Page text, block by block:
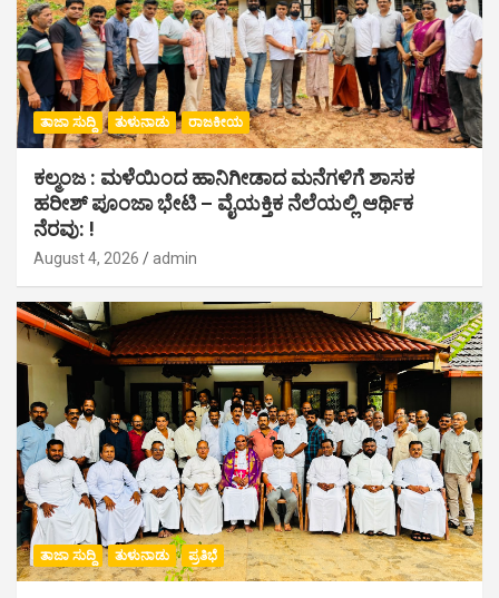
ತಾಜಾ ಸುದ್ದಿ ತುಳುನಾಡು ರಾಜಕೀಯ
ಕಲ್ಮಂಜ : ಮಳೆಯಿಂದ ಹಾನಿಗೀಡಾದ ಮನೆಗಳಿಗೆ ಶಾಸಕ
ಹರೀಶ್ ಪೂಂಜಾ ಭೇಟಿ – ವೈಯಕ್ತಿಕ ನೆಲೆಯಲ್ಲಿ ಆರ್ಥಿಕ‌
ನೆರವು: !
August 4, 2026 admin
ತಾಜಾ ಸುದ್ದಿ ತುಳುನಾಡು ಪ್ರತಿಭೆ